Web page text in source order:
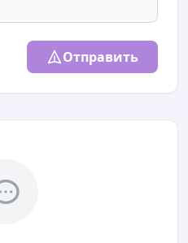
Отправить